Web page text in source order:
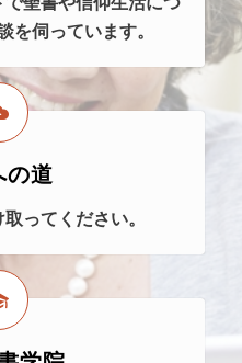
を伺っています。
の道
ってください。